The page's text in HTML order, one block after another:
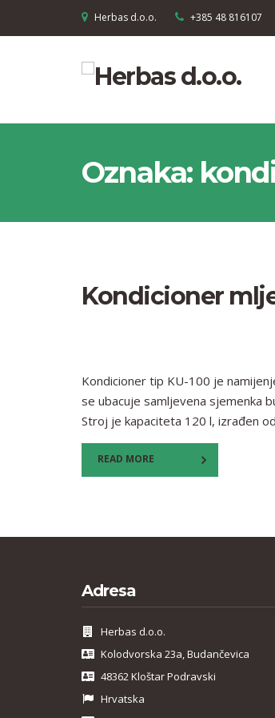
Herbas d.o.o. +385 48 816107
Oznaka:
Kondicioner
Kondicioner tip KU-100 je
se ubacuje samljevena sjemenka
Stroj je kapaciteta 120 l, izrađen
READ MORE
Adresa
Herbas d.o.o.
Kolodvorska 23a, Budančevica
48362 Kloštar Podravski
Hrvatska